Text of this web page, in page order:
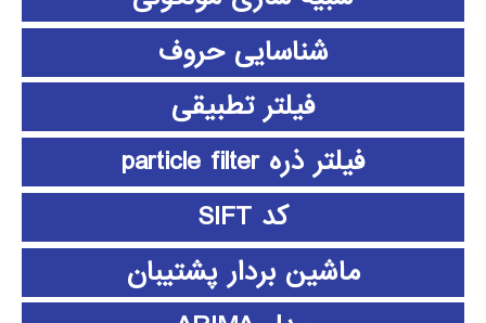
شناسایی حروف
فیلتر تطبیقی
فیلتر ذره particle filter
کد SIFT
ماشین بردار پشتیبان